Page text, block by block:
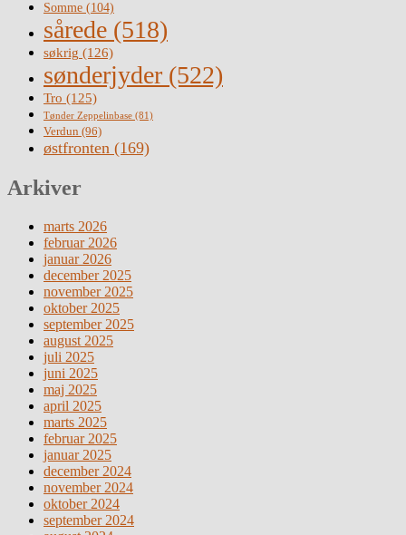
Somme (104)
sårede (518)
søkrig (126)
sønderjyder (522)
Tro (125)
Tønder Zeppelinbase (81)
Verdun (96)
østfronten (169)
Arkiver
marts 2026
februar 2026
januar 2026
december 2025
november 2025
oktober 2025
september 2025
august 2025
juli 2025
juni 2025
maj 2025
april 2025
marts 2025
februar 2025
januar 2025
december 2024
november 2024
oktober 2024
september 2024